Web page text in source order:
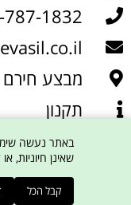
787-1832
מבצע חירם 9 קריית גת
תקנון
מדיניות
שאינן
קבל הכל